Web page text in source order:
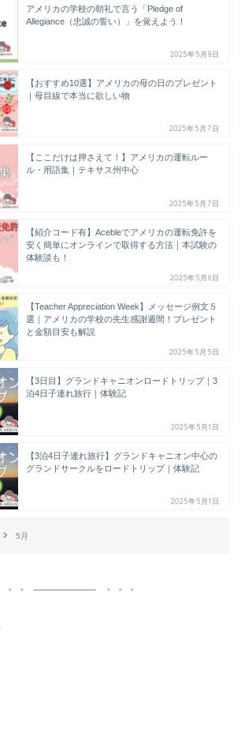
アメリカの学校の朝礼で言う「Pledge of
Allegiance（忠誠の誓い）」を覚えよう！
2025年5月8日
【おすすめ10選】アメリカの母の日のプレゼント
｜母目線で本当に欲しい物
2025年5月7日
【ここだけは押さえて！】アメリカの運転ルー
ル・用語集｜テキサス州中心
2025年5月7日
【紹介コード有】Acebleでアメリカの運転免許を
安く簡単にオンラインで取得する方法｜本試験の
体験談も！
2025年5月6日
【Teacher Appreciation Week】メッセージ例文５
選｜アメリカの学校の先生感謝週間！プレゼント
と金額目安も解説
2025年5月5日
【3日目】グランドキャニオンロードトリップ｜3
泊4日子連れ旅行｜体験記
2025年5月1日
【3泊4日子連れ旅行】グランドキャニオン中心の
グランドサークルをロードトリップ｜体験記
2025年5月1日
5月